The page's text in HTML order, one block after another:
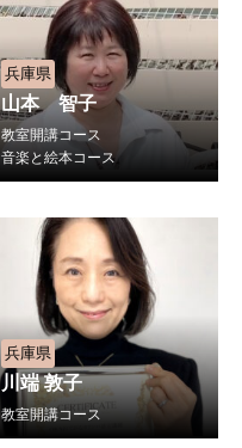
兵庫県
山本 智子
教室開講コース
音楽と絵本コース
兵庫県
川端 敦子
教室開講コース